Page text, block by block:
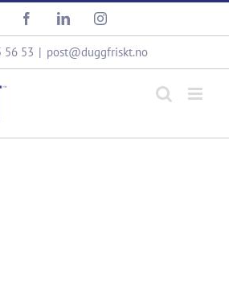
FacebookLinkedInInstagram
56 53 | post@duggfriskt.no